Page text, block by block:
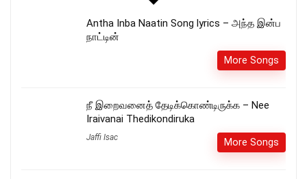
Antha Inba Naatin Song lyrics – அந்த இன்ப
நாட்டின்
More Songs
நீ இறைவனைத் தேடிக்கொண்டிருக்க – Nee
Iraivanai Thedikondiruka
Jaffi Isac More Songs